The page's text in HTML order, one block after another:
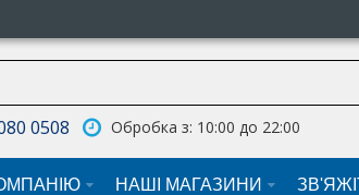
0508 Обробка з: 10:00 до 22:00
НАШI МАГАЗИНИ